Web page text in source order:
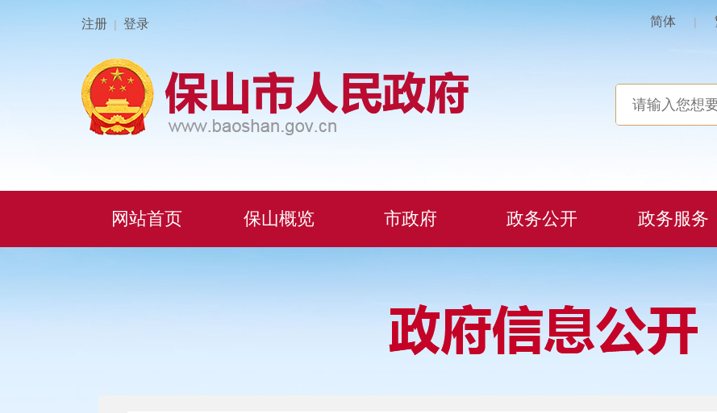
注册 | 登录 简体 |
网站首页 保山概览 市政府 政务公开 政务服务